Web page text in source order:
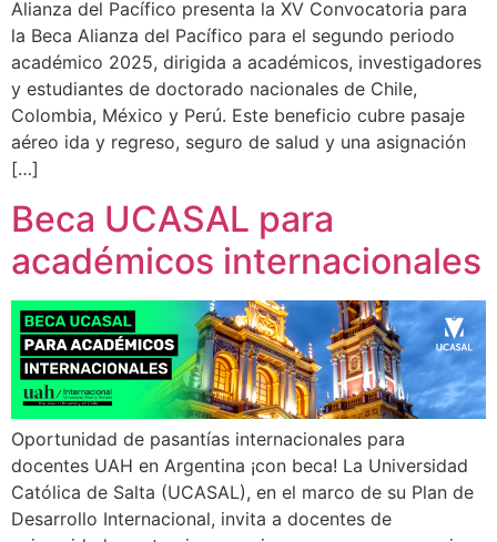
Alianza del Pacífico presenta la XV Convocatoria para
la Beca Alianza del Pacífico para el segundo periodo
académico 2025, dirigida a académicos, investigadores
y estudiantes de doctorado nacionales de Chile,
Colombia, México y Perú. Este beneficio cubre pasaje
aéreo ida y regreso, seguro de salud y una asignación
[…]
Beca UCASAL para
académicos internacionales
Oportunidad de pasantías internacionales para
docentes UAH en Argentina ¡con beca! La Universidad
Católica de Salta (UCASAL), en el marco de su Plan de
Desarrollo Internacional, invita a docentes de